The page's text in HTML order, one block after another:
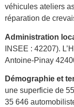
véhicules ateliers
réparation de
Administration
INSEE : 42207).
Antoine-Pinay
Démographie et
une superficie de
35 646